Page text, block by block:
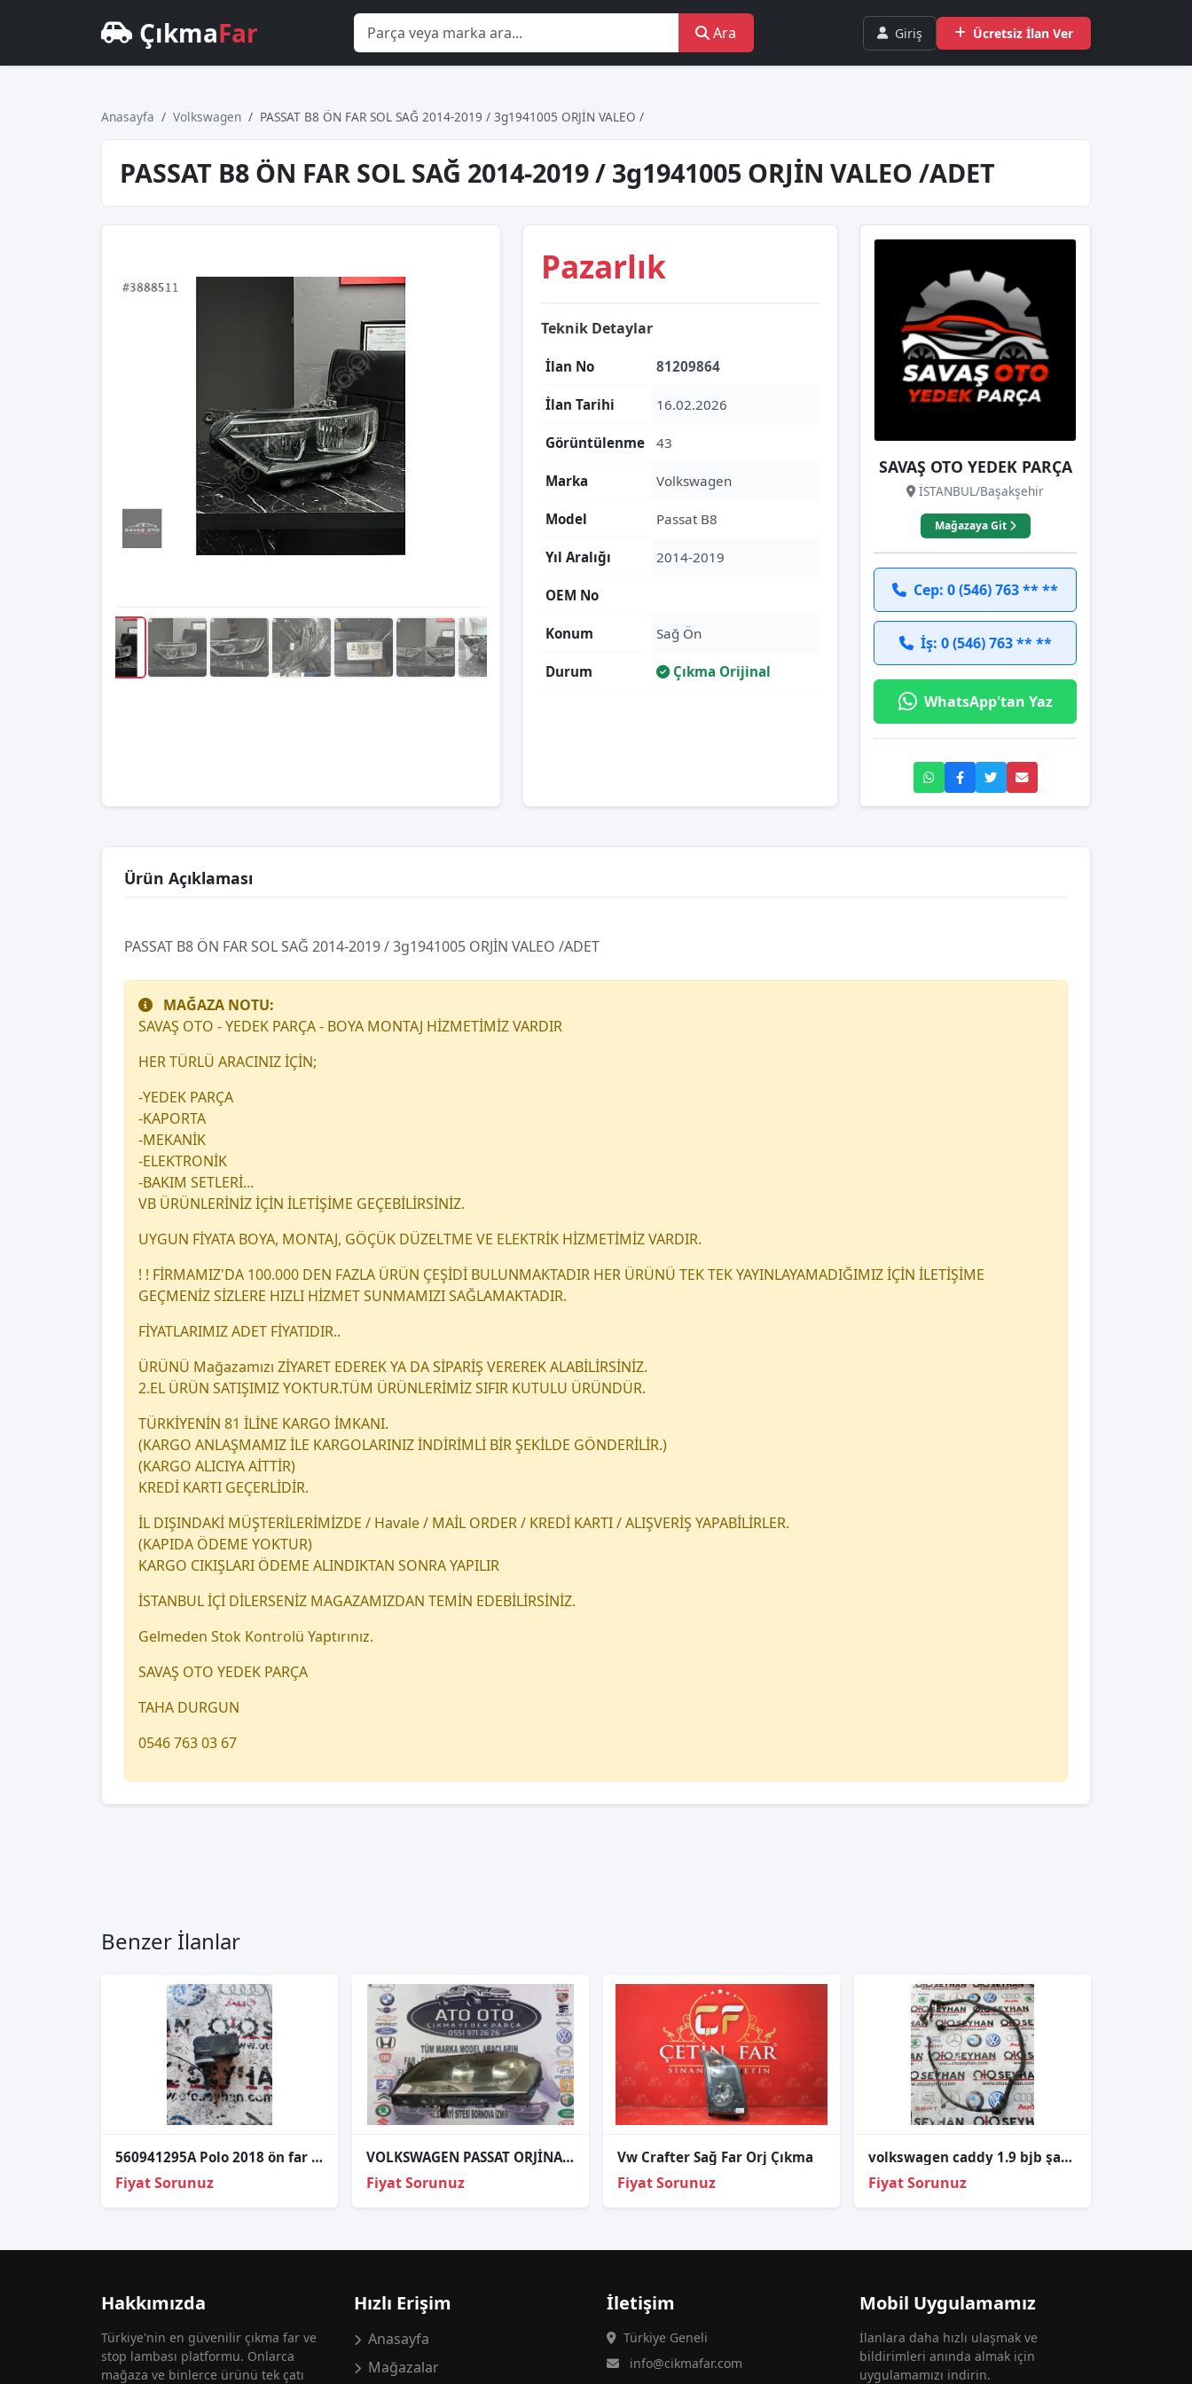
ÇıkmaFar Ara Giriş Ücretsiz İlan Ver
Anasayfa Volkswagen PASSAT B8 ÖN FAR SOL SAĞ 2014-2019 / 3g1941005 ORJİN VALEO /
PASSAT B8 ÖN FAR SOL SAĞ 2014-2019 / 3g1941005 ORJİN VALEO /ADET
Pazarlık
Teknik Detaylar
İlan No 81209864
İlan Tarihi 16.02.2026
Görüntülenme 43
Marka Volkswagen
Model Passat B8
Yıl Aralığı 2014-2019
OEM No
Konum Sağ Ön
Durum Çıkma Orijinal
SAVAŞ OTO YEDEK PARÇA
İSTANBUL/Başakşehir
Mağazaya Git
Cep: 0 (546) 763 ** **
İş: 0 (546) 763 ** **
WhatsApp'tan Yaz
Ürün Açıklaması
PASSAT B8 ÖN FAR SOL SAĞ 2014-2019 / 3g1941005 ORJİN VALEO /ADET
MAĞAZA NOTU:
SAVAŞ OTO - YEDEK PARÇA - BOYA MONTAJ HİZMETİMİZ VARDIR
HER TÜRLÜ ARACINIZ İÇİN;
-YEDEK PARÇA
-KAPORTA
-MEKANİK
-ELEKTRONİK
-BAKIM SETLERİ...
VB ÜRÜNLERİNİZ İÇİN İLETİŞİME GEÇEBİLİRSİNİZ.
UYGUN FİYATA BOYA, MONTAJ, GÖÇÜK DÜZELTME VE ELEKTRİK HİZMETİMİZ VARDIR.
! ! FİRMAMIZ'DA 100.000 DEN FAZLA ÜRÜN ÇEŞİDİ BULUNMAKTADIR HER ÜRÜNÜ TEK TEK YAYINLAYAMADIĞIMIZ İÇİN İLETİŞİME
GEÇMENİZ SİZLERE HIZLI HİZMET SUNMAMIZI SAĞLAMAKTADIR.
FİYATLARIMIZ ADET FİYATIDIR..
ÜRÜNÜ Mağazamızı ZİYARET EDEREK YA DA SİPARİŞ VEREREK ALABİLİRSİNİZ.
2.EL ÜRÜN SATIŞIMIZ YOKTUR.TÜM ÜRÜNLERİMİZ SIFIR KUTULU ÜRÜNDÜR.
TÜRKİYENİN 81 İLİNE KARGO İMKANI.
(KARGO ANLAŞMAMIZ İLE KARGOLARINIZ İNDİRİMLİ BİR ŞEKİLDE GÖNDERİLİR.)
(KARGO ALICIYA AİTTİR)
KREDİ KARTI GEÇERLİDİR.
İL DIŞINDAKİ MÜŞTERİLERİMİZDE / Havale / MAİL ORDER / KREDİ KARTI / ALIŞVERİŞ YAPABİLİRLER.
(KAPIDA ÖDEME YOKTUR)
KARGO CIKIŞLARI ÖDEME ALINDIKTAN SONRA YAPILIR
İSTANBUL İÇİ DİLERSENİZ MAGAZAMIZDAN TEMİN EDEBİLİRSİNİZ.
Gelmeden Stok Kontrolü Yaptırınız.
SAVAŞ OTO YEDEK PARÇA
TAHA DURGUN
0546 763 03 67
Benzer İlanlar
560941295A Polo 2018 ön far ayar motoru
Fiyat Sorunuz
VOLKSWAGEN PASSAT ORJİNAL ÇIKMA SOL FAR
Fiyat Sorunuz
Vw Crafter Sağ Far Orj Çıkma
Fiyat Sorunuz
volkswagen caddy 1.9 bjb şarj dinamosu tesisatı
Fiyat Sorunuz
Hakkımızda
Türkiye'nin en güvenilir çıkma far ve
stop lambası platformu. Onlarca
mağaza ve binlerce ürünü tek çatı
Hızlı Erişim
Anasayfa
Mağazalar
İletişim
Türkiye Geneli
info@cikmafar.com
Mobil Uygulamamız
İlanlara daha hızlı ulaşmak ve
bildirimleri anında almak için
uygulamamızı indirin.